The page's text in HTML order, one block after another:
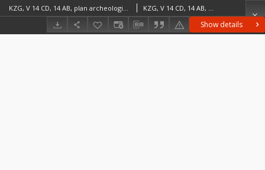
Show details
KZG, V 14 CD, 14 AB, plan archeologiczny (szkic) wykopu, profile słupków KZG, V 14 CD, 14 AB, plan archeologiczny (szkic) wykopu, profile słupków średniowiecze wczesne